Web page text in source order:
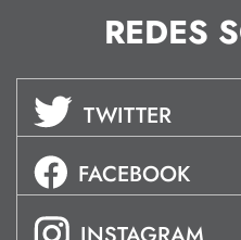
REDES
TWITTER
FACEBOOK